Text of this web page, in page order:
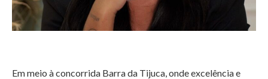
Em meio à concorrida Barra da Tijuca, onde excelência e